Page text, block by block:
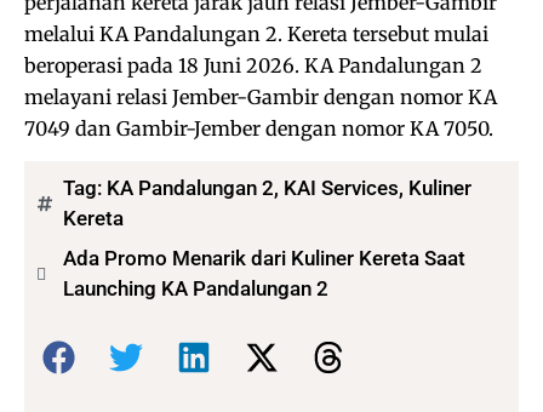
melalui KA Pandalungan 2. Kereta tersebut mulai
beroperasi pada 18 Juni 2026. KA Pandalungan 2
melayani relasi Jember-Gambir dengan nomor KA
7049 dan Gambir-Jember dengan nomor KA 7050.
Tag: KA Pandalungan 2, KAI Services, Kuliner
Kereta
Ada Promo Menarik dari Kuliner Kereta Saat
Launching KA Pandalungan 2
Bagikan: